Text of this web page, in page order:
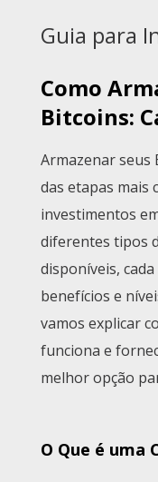
Guia para
Como
Bitcoins:
Armazenar seus
das etapas mais
investimentos
diferentes tipos
disponíveis,
benefícios e
vamos explicar
funciona e
melhor opção
O Que é uma